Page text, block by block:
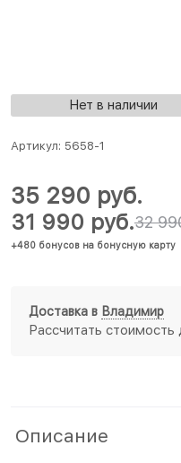
Нет в наличии
Артикул: 5658-1
32
31 990 руб.
+480 бонусов на бонусную карту
35 290 руб.
Доставка в Владимир
Рассчитать стоимость
Описание